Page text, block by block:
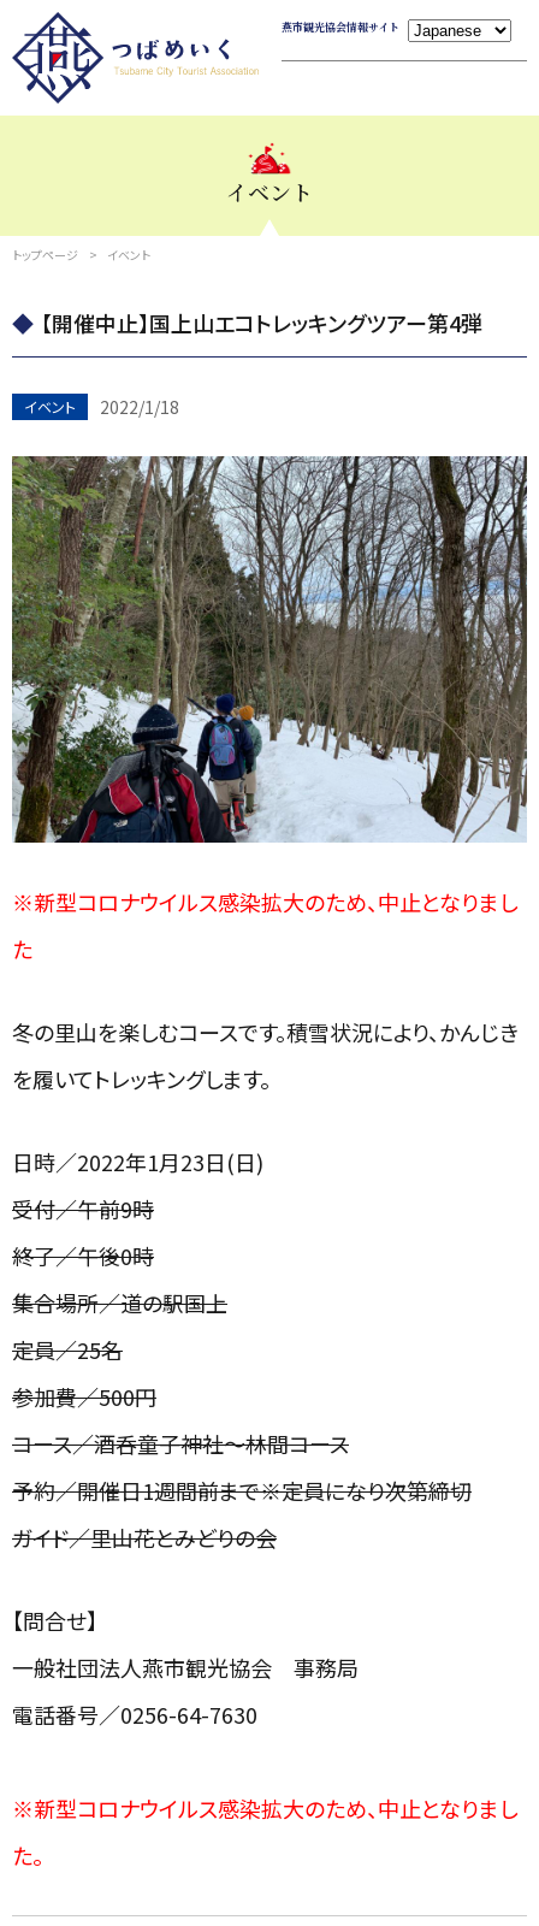
燕市観光協会情報サイト
イベント
トップページ イベント
【開催中止】国上山エコトレッキングツアー第4弾
イベント 2022/1/18
※新型コロナウイルス感染拡大のため、中止となりまし
た
冬の里山を楽しむコースです。積雪状況により、かんじき
を履いてトレッキングします。
日時／2022年1月23日(日)
受付／午前9時
終了／午後0時
集合場所／道の駅国上
定員／25名
参加費／500円
コース／酒呑童子神社～林間コース
予約／開催日1週間前まで※定員になり次第締切
ガイド／里山花とみどりの会
【問合せ】
一般社団法人燕市観光協会 事務局
電話番号／0256-64-7630
※新型コロナウイルス感染拡大のため、中止となりまし
た。